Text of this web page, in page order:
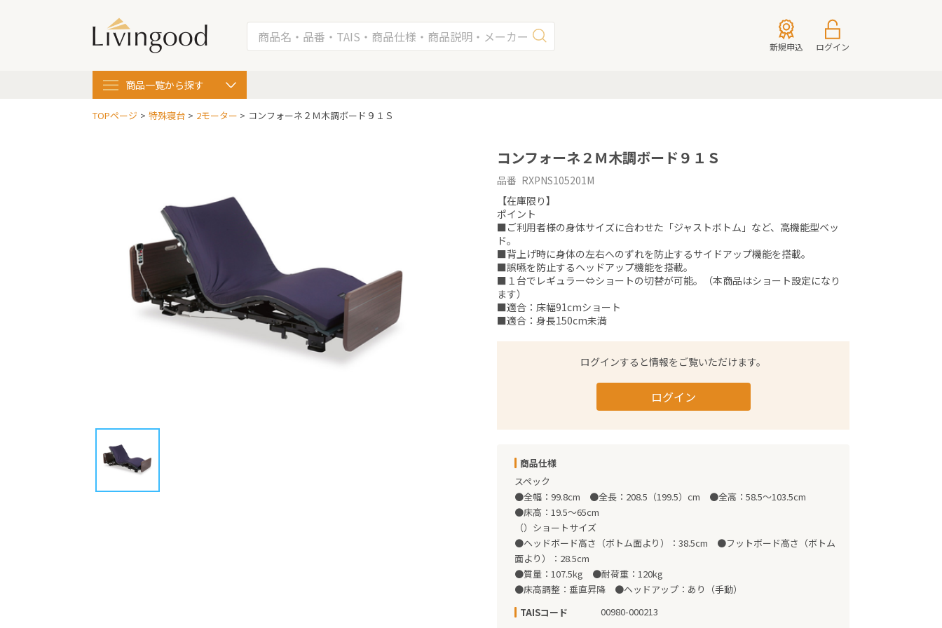
新規申込 ログイン
商品一覧から探す
TOPページ 特殊寝台 2モーター コンフォーネ２Ｍ木調ボード９１Ｓ
コンフォーネ２Ｍ木調ボード９１Ｓ
品番 RXPNS105201M
【在庫限り】
ポイント
■ご利用者様の身体サイズに合わせた「ジャストボトム」など、高機能型ベッ
ド。
■背上げ時に身体の左右へのずれを防止するサイドアップ機能を搭載。
■誤嚥を防止するヘッドアップ機能を搭載。
■１台でレギュラー⇔ショートの切替が可能。（本商品はショート設定になり
ます）
■適合：床幅91cmショート
■適合：身長150cm未満
ログインすると情報をご覧いただけます。
ログイン
商品仕様
スペック
●全幅：99.8cm　●全長：208.5（199.5）cm　●全高：58.5～103.5cm
●床高：19.5～65cm
（）ショートサイズ
●ヘッドボード高さ（ボトム面より）：38.5cm　●フットボード高さ（ボトム
面より）：28.5cm
●質量：107.5kg　●耐荷重：120kg
●床高調整：垂直昇降　●ヘッドアップ：あり（手動）
TAISコード
00980-000213